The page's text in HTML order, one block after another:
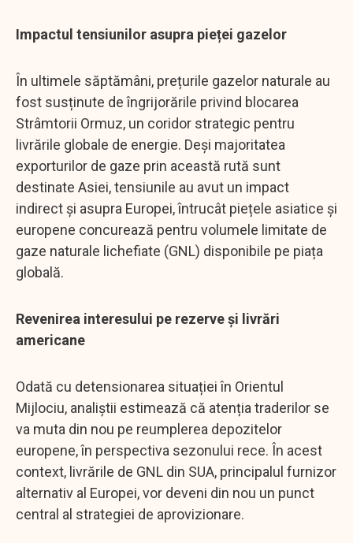
Impactul tensiunilor asupra pieței gazelor
În ultimele săptămâni, prețurile gazelor naturale au
fost susținute de îngrijorările privind blocarea
Strâmtorii Ormuz, un coridor strategic pentru
livrările globale de energie. Deși majoritatea
exporturilor de gaze prin această rută sunt
destinate Asiei, tensiunile au avut un impact
indirect și asupra Europei, întrucât piețele asiatice și
europene concurează pentru volumele limitate de
gaze naturale lichefiate (GNL) disponibile pe piața
globală.
Revenirea interesului pe rezerve și livrări
americane
Odată cu detensionarea situației în Orientul
Mijlociu, analiștii estimează că atenția traderilor se
va muta din nou pe reumplerea depozitelor
europene, în perspectiva sezonului rece. În acest
context, livrările de GNL din SUA, principalul furnizor
alternativ al Europei, vor deveni din nou un punct
central al strategiei de aprovizionare.